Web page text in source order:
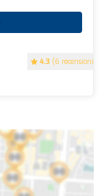
4.3 (6 recensioni)